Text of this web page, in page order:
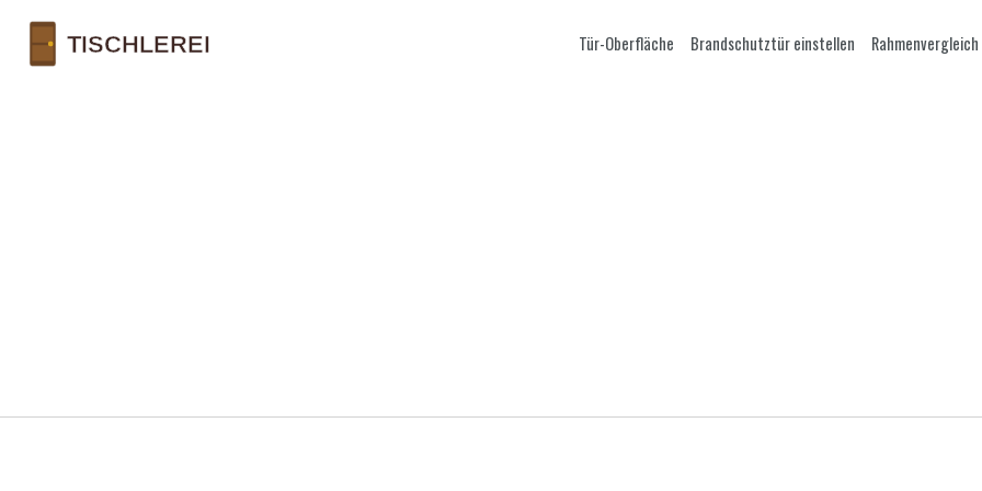
Tür-Oberfläche Brandschutztür einstellen Rahmenvergleich